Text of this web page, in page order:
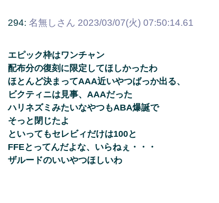
294: 名無しさん 2023/03/07(火) 07:50:14.61
エピック枠はワンチャン
配布分の復刻に限定してほしかったわ
ほとんど決まってAAA近いやつばっか出る、
ビクティニは見事、AAAだった
ハリネズミみたいなやつもABA爆誕で
そっと閉じたよ
といってもセレビィだけは100と
FFEとってんだよな、いらねぇ・・・
ザルードのいいやつほしいわ